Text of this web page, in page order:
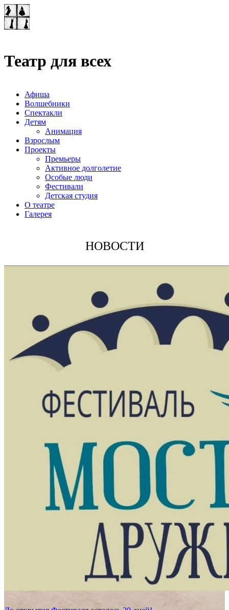
Театр для всех
Афиша
Волшебники
Спектакли
Детям
Анимация
Взрослым
Проекты
Премьеры
Активное долголетие
Особые люди
Фестивали
Детская студия
О театре
Галерея
НОВОСТИ